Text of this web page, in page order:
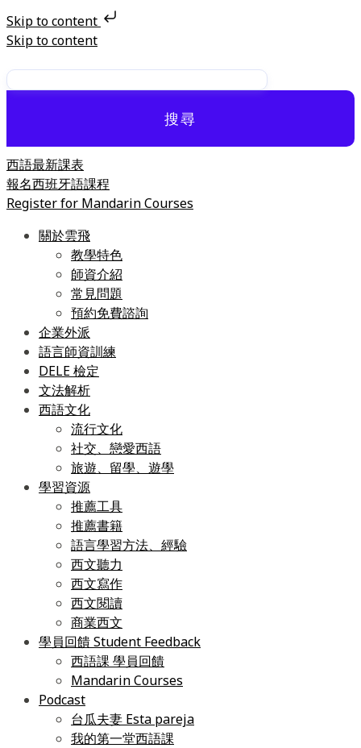
Skip to content
Skip to content
搜尋
西語最新課表
報名西班牙語課程
Register for Mandarin Courses
關於雲飛
教學特色
師資介紹
常見問題
預約免費諮詢
企業外派
語言師資訓練
DELE 檢定
文法解析
西語文化
流行文化
社交、戀愛西語
旅遊、留學、遊學
學習資源
推薦工具
推薦書籍
語言學習方法、經驗
西文聽力
西文寫作
西文閱讀
商業西文
學員回饋 Student Feedback
西語課 學員回饋
Mandarin Courses
Podcast
台瓜夫妻 Esta pareja
我的第一堂西語課